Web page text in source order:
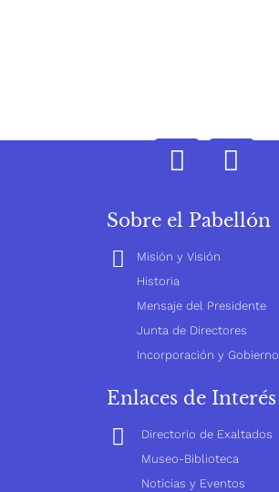
Sobre el Pabellón
Misión y Visión
Historia
Mensaje del Presidente
Junta de Directores
Incorporación y Gobierno
Enlaces de Interés
Directorio de Exaltados
Museo-Biblioteca
Noticias y Eventos